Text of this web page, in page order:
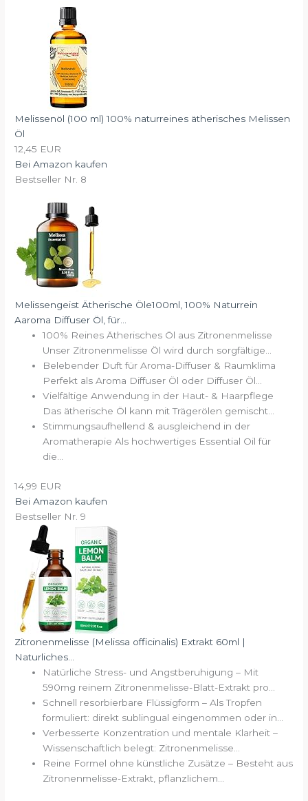
Melissenöl (100 ml) 100% naturreines ätherisches Melissen
Öl
12,45 EUR
Bei Amazon kaufen
Bestseller Nr. 8
Melissengeist Ätherische Öle100ml, 100% Naturrein
Aaroma Diffuser Öl, für...
100% Reines Ätherisches Öl aus Zitronenmelisse
Unser Zitronenmelisse Öl wird durch sorgfältige...
Belebender Duft für Aroma-Diffuser & Raumklima
Perfekt als Aroma Diffuser Öl oder Diffuser Öl...
Vielfältige Anwendung in der Haut- & Haarpflege
Das ätherische Öl kann mit Trägerölen gemischt...
Stimmungsaufhellend & ausgleichend in der
Aromatherapie Als hochwertiges Essential Oil für
die...
14,99 EUR
Bei Amazon kaufen
Bestseller Nr. 9
Zitronenmelisse (Melissa officinalis) Extrakt 60ml |
Naturliches...
Natürliche Stress- und Angstberuhigung – Mit
590mg reinem Zitronenmelisse-Blatt-Extrakt pro...
Schnell resorbierbare Flüssigform – Als Tropfen
formuliert: direkt sublingual eingenommen oder in...
Verbesserte Konzentration und mentale Klarheit –
Wissenschaftlich belegt: Zitronenmelisse...
Reine Formel ohne künstliche Zusätze – Besteht aus
Zitronenmelisse-Extrakt, pflanzlichem...